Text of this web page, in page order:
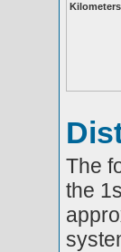
The
the